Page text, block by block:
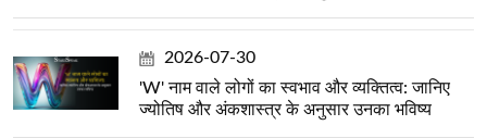
2026-07-30
'W' नाम वाले लोगों का स्वभाव और व्यक्तित्व: जानिए
ज्योतिष और अंकशास्त्र के अनुसार उनका भविष्य